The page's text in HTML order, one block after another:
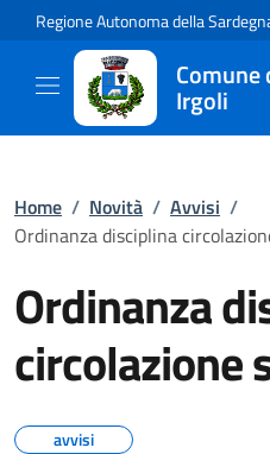
Regione Autonoma della
Comune
Irgoli
Home / Novità / Avvisi /
Ordinanza disciplina
Ordinanza
circolazione
avvisi